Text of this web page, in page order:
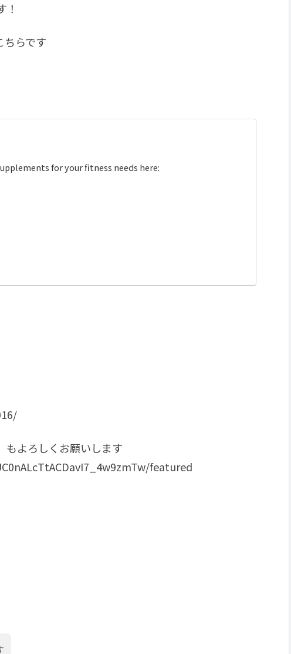
ちらです
for your fitness needs here:
よろしくお願いします
featured